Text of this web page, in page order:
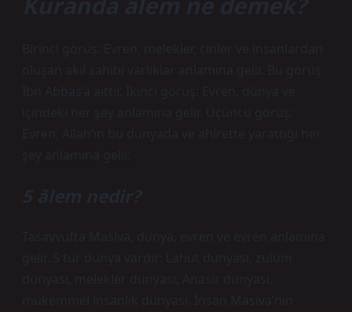
Birinci görüş: Evren, melekler, cinler ve insanlardan
oluşan akıl sahibi varlıklar anlamına gelir. Bu görüş
İbn Abbas’a aittir. İkinci görüş: Evren, dünya ve
içindeki her şey anlamına gelir. Üçüncü görüş:
Evren, Allah’ın bu dünyada ve ahirette yarattığı her
şey anlamına gelir.
5 âlem nedir?
Tasavvufta Masiva, dünya, evren ve evren anlamına
gelir. 5 tür dünya vardır: Lahut dünyası, zulüm
dünyası, melekler dünyası, Anasir dünyası,
mükemmel insanlık dünyası. İnsan Masiva’nın